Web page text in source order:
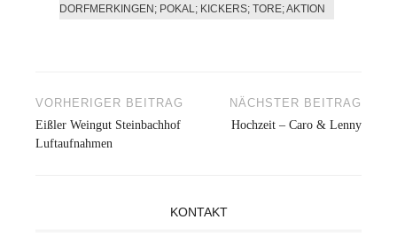
ORFMERKINGEN; POKAL; KICKERS; TORE; AKTION
Beitragsnavigation
VORHERIGER BEITRAG
Eißler Weingut Steinbachhof
Luftaufnahmen
NÄCHSTER BEITRAG
Hochzeit – Caro & Lenny
KONTAKT